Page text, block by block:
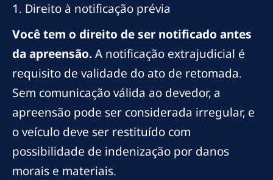
1. Direito à notificação prévia
Você tem o direito de ser notificado antes
da apreensão.A notificação extrajudicial é
requisito de validade do ato de retomada.
Sem comunicação válida ao devedor, a
apreensão pode ser considerada irregular, e
o veículo deve ser restituído com
possibilidade de indenização por danos
morais e materiais.